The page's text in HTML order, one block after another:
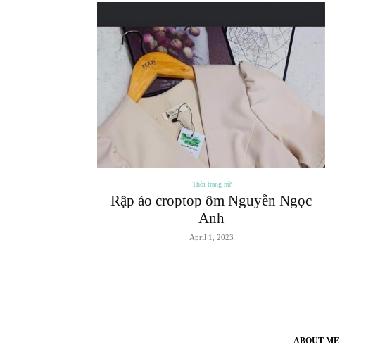
Thời trang nữ
Rập áo croptop ôm Nguyễn Ngọc
Anh
April 1, 2023
ABOUT ME